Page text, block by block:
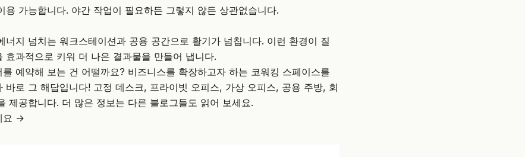
용 가능합니다. 야간 작업이 필요하든 그렇지 않든 상관없습니다.
너지 넘치는 워크스테이션과 공용 공간으로 활기가 넘칩니다. 이런 환경이 질
효과적으로 키워 더 나은 결과물을 만들어 냅니다.
예약해 보는 건 어떨까요? 비즈니스를 확장하고자 하는 코워킹 스페이스를
바로 그 해답입니다! 고정 데스크, 프라이빗 오피스, 가상 오피스, 공용 주방, 회
제공합니다. 더 많은 정보는 다른 블로그들도 읽어 보세요.
요 →